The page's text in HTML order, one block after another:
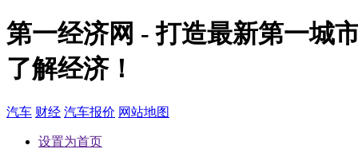
第一经济网 - 打造最新第一城
了解经济！
汽车 财经 汽车报价 网站地图
设置为首页